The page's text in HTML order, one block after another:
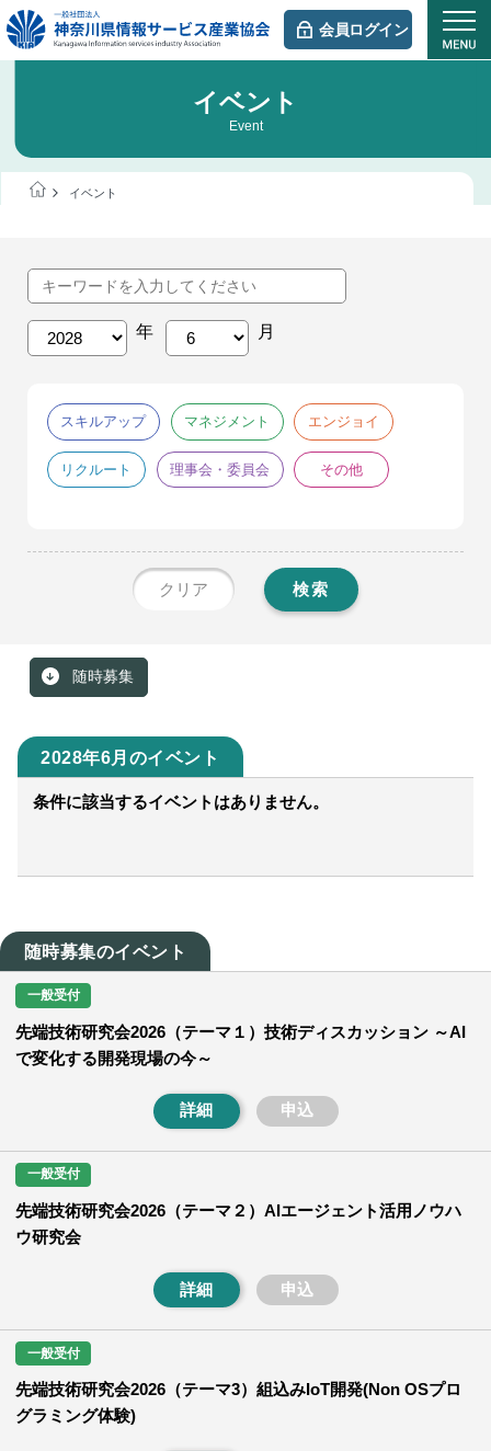
会員ログイン
イベント
Event
イベント
スキルアップ マネジメント エンジョイ
リクルート 理事会・委員会 その他
クリア 検索
随時募集
2028年6月のイベント
条件に該当するイベントはありません。
随時募集のイベント
一般受付
先端技術研究会2026（テーマ１）技術ディスカッション ～AI
で変化する開発現場の今～
詳細 申込
一般受付
先端技術研究会2026（テーマ２）AIエージェント活用ノウハ
ウ研究会
詳細 申込
一般受付
先端技術研究会2026（テーマ3）組込みIoT開発(Non OSプロ
グラミング体験)